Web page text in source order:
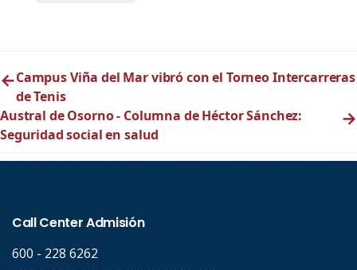
←Campus Viña del Mar vibró con el Torneo Intercarreras
de Tenis
Austral de Osorno - Columna de Héctor Sánchez:
Seguridad social en salud
→